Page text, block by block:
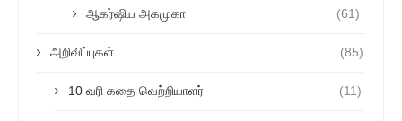
ஆகர்ஷிய அகமுகா (61)
அறிவிப்புகள் (85)
10 வரி கதை வெற்றியாளர் (11)